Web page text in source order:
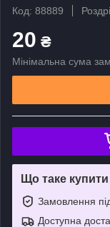
Код: 88889
20 ₴
Мінімальна сума
Що таке
Замовлення
Доступна